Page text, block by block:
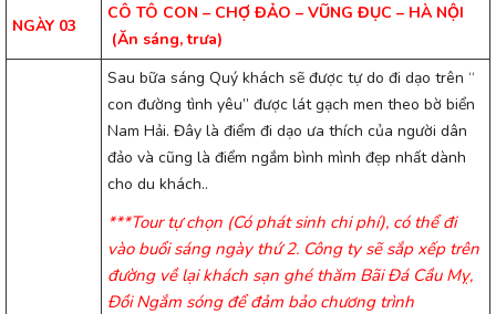
NGÀY 03
CÔ TÔ CON – CHỢ ĐẢO – VŨNG ĐỤC – HÀ NỘI
(Ăn sáng, trưa)
Sau bữa sáng Quý khách sẽ được tự do đi dạo trên “
con đường tình yêu” được lát gạch men theo bờ biển
Nam Hải. Đây là điểm đi dạo ưa thích của người dân
đảo và cũng là điểm ngắm bình mình đẹp nhất dành
cho du khách..
***Tour tự chọn (Có phát sinh chi phí), có thể đi
vào buổi sáng ngày thứ 2. Công ty sẽ sắp xếp trên
đường về lại khách sạn ghé thăm Bãi Đá Cầu Mỵ,
Đồi Ngắm sóng để đảm bảo chương trình